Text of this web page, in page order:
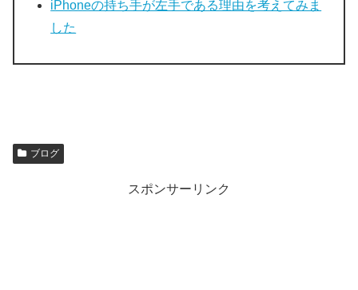
iPhoneの持ち手が左手である理由を考えてみま
した
ブログ
スポンサーリンク